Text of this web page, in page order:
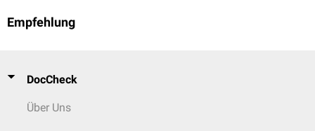
Empfehlung
DocCheck
Über Uns